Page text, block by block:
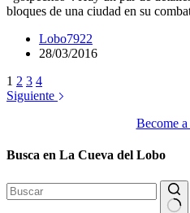
bloques de una ciudad en su
Lobo7922
28/03/2016
1 2 3 4
Siguiente
Become
Busca en La Cueva del Lobo